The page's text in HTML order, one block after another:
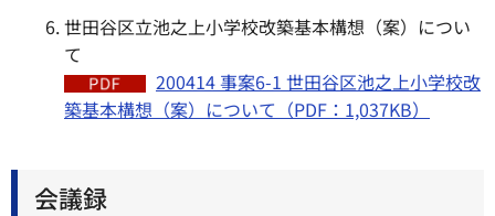
世田谷区立池之上小学校改築基本構想（案）につい
て
200414 事案6-1 世田谷区池之上小学校改
築基本構想（案）について（PDF：1,037KB）
会議録